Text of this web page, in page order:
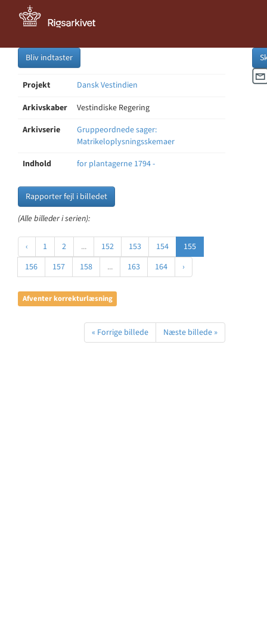
Bliv indtaster
Projekt
Dansk Vestindien
Arkivskaber
Vestindiske Regering
Arkivserie
Gruppeordnede sager:
Matrikeloplysningsskemaer
Indhold
for plantagerne 1794 -
Rapporter fejl i billedet
(Alle billeder i serien):
‹ 1 2 ... 152 153 154
155
156
157 158 ... 163 164 ›
Afventer korrekturlæsning
« Forrige billede Næste billede »